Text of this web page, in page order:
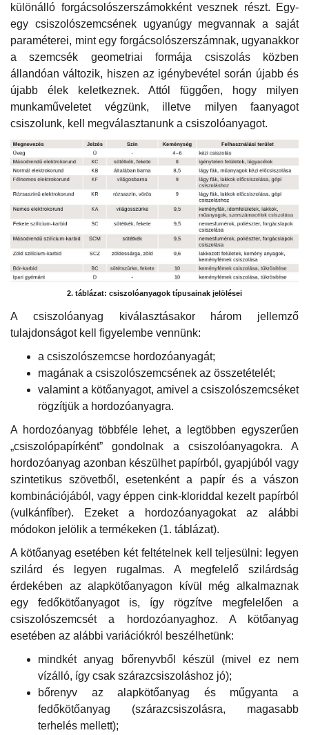
különálló forgácsolószerszámokként vesznek részt. Egy-
egy csiszolószemcsének ugyanúgy megvannak a saját
paraméterei, mint egy forgácsolószerszámnak, ugyanakkor
a szemcsék geometriai formája csiszolás közben
állandóan változik, hiszen az igénybevétel során újabb és
újabb élek keletkeznek. Attól függően, hogy milyen
munkaműveletet végzünk, illetve milyen faanyagot
csiszolunk, kell megválasztanunk a csiszolóanyagot.
2. táblázat: csiszolóanyagok típusainak jelölései
A csiszolóanyag kiválasztásakor három jellemző
tulajdonságot kell figyelembe vennünk:
a csiszolószemcse hordozóanyagát;
magának a csiszolószemcsének az összetételét;
valamint a kötőanyagot, amivel a csiszolószemcséket
rögzítjük a hordozóanyagra.
A hordozóanyag többféle lehet, a legtöbben egyszerűen
„csiszolópapírként” gondolnak a csiszolóanyagokra. A
hordozóanyag azonban készülhet papírból, gyapjúból vagy
szintetikus szövetből, esetenként a papír és a vászon
kombinációjából, vagy éppen cink-kloriddal kezelt papírból
(vulkánfíber). Ezeket a hordozóanyagokat az alábbi
módokon jelölik a termékeken (1. táblázat).
A kötőanyag esetében két feltételnek kell teljesülni: legyen
szilárd és legyen rugalmas. A megfelelő szilárdság
érdekében az alapkötőanyagon kívül még alkalmaznak
egy fedőkötőanyagot is, így rögzítve megfelelően a
csiszolószemcsét a hordozóanyaghoz. A kötőanyag
esetében az alábbi variációkról beszélhetünk:
mindkét anyag bőrenyvből készül (mivel ez nem
vízálló, így csak szárazcsiszoláshoz jó);
bőrenyv az alapkötőanyag és műgyanta a
fedőkötőanyag (szárazcsiszolásra, magasabb
terhelés mellett);